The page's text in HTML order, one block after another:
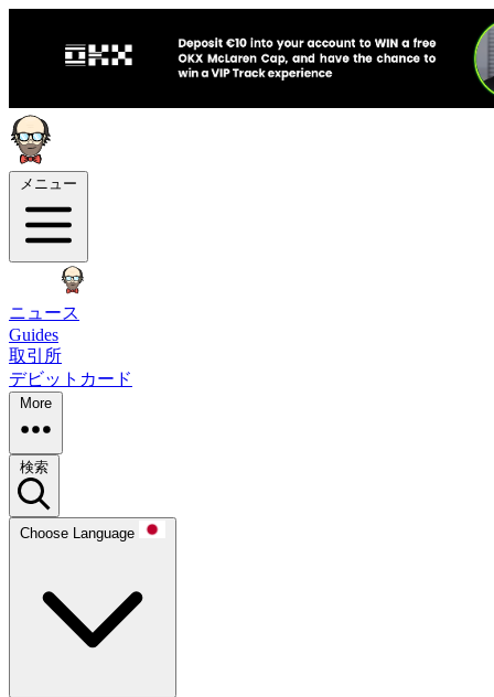
メニュー
ニュース
Guides
取引所
デビットカード
More
検索
Choose Language